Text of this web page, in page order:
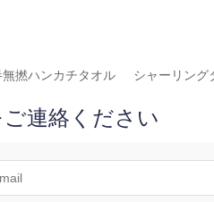
無撚ハンカチタオル シャーリング
連絡ください